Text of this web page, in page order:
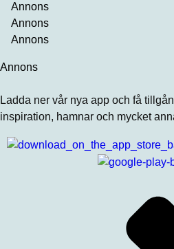
Annons
Annons
Annons
Annons
Ladda ner vår nya app och få
inspiration, hamnar och mycket